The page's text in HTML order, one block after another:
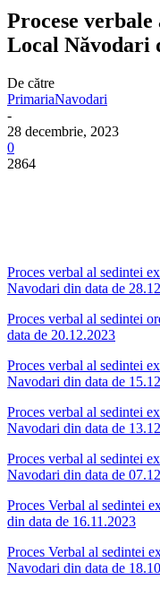
Procese
Local Năvodari
De către
PrimariaNavodari
-
28 decembrie, 2023
0
2864
Proces verbal al sedintei
Navodari din data de
Proces verbal al sedintei
data de 20.12.2023
Proces verbal al sedintei
Navodari din data de
Proces verbal al sedintei
Navodari din data de
Proces verbal al sedintei
Navodari din data de
Proces Verbal al sedintei
din data de 16.11.2023
Proces Verbal al sedintei
Navodari din data de